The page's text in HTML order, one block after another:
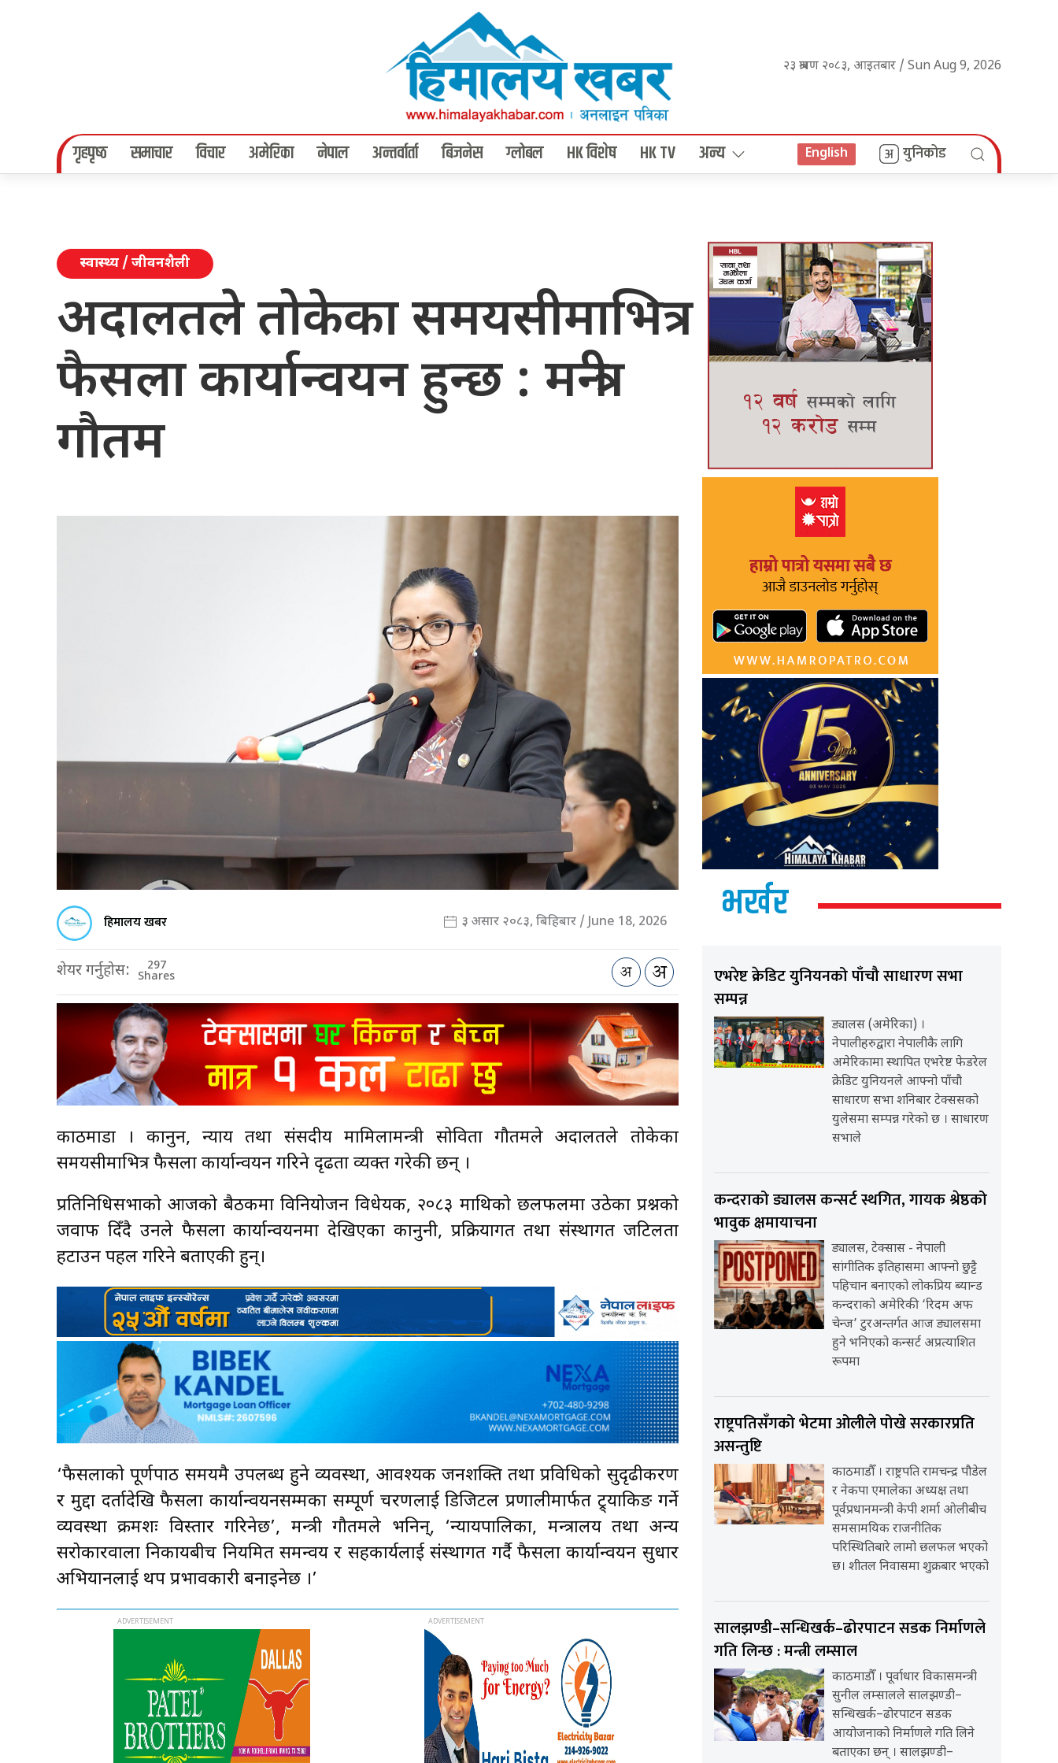
२३ श्रावण २०८३, आइतबार / Sun Aug 9, 2026
गृहपृष्‍ठ समाचार विचार अमेरिका नेपाल अन्तर्वार्ता बिजनेस ग्लोबल HK विशेष HK TV अन्य English युनिकोड
स्वास्थ्य / जीवनशैली
अदालतले तोकेका समयसीमाभित्र
फैसला कार्यान्वयन हुन्छ : मन्त्री
गौतम
हिमालय खबर ३ असार २०८३, बिहिबार / June 18, 2026
शेयर गर्नुहोस: 297
Shares
काठमाडौँ । कानुन, न्याय तथा संसदीय मामिलामन्त्री सोविता गौतमले अदालतले तोकेका
समयसीमाभित्र फैसला कार्यान्वयन गरिने दृढता व्यक्त गरेकी छन् ।
प्रतिनिधिसभाको आजको बैठकमा विनियोजन विधेयक, २०८३ माथिको छलफलमा उठेका प्रश्नको
जवाफ दिँदै उनले फैसला कार्यान्वयनमा देखिएका कानुनी, प्रक्रियागत तथा संस्थागत जटिलता
हटाउन पहल गरिने बताएकी हुन्।
‘फैसलाको पूर्णपाठ समयमै उपलब्ध हुने व्यवस्था, आवश्यक जनशक्ति तथा प्रविधिको सुदृढीकरण
र मुद्दा दर्तादेखि फैसला कार्यान्वयनसम्मका सम्पूर्ण चरणलाई डिजिटल प्रणालीमार्फत ट्र्याकिङ गर्ने
व्यवस्था क्रमशः विस्तार गरिनेछ’, मन्त्री गौतमले भनिन्, ‘न्यायपालिका, मन्त्रालय तथा अन्य
सरोकारवाला निकायबीच नियमित समन्वय र सहकार्यलाई संस्थागत गर्दै फैसला कार्यान्वयन सुधार
अभियानलाई थप प्रभावकारी बनाइनेछ ।’
भर्खर
एभरेष्ट क्रेडिट युनियनको पाँचौ साधारण सभा
सम्पन्न
ड्यालस (अमेरिका) ।
नेपालीहरुद्वारा नेपालीकै लागि
अमेरिकामा स्थापित एभरेष्ट फेडरेल
क्रेडिट युनियनले आफ्नो पाँचौ
साधारण सभा शनिबार टेक्ससको
युलेसमा सम्पन्न गरेको छ । साधारण
सभाले
कन्दराको ड्यालस कन्सर्ट स्थगित, गायक श्रेष्ठको
भावुक क्षमायाचना
ड्यालस, टेक्सास - नेपाली
सांगीतिक इतिहासमा आफ्नो छुट्टै
पहिचान बनाएको लोकप्रिय ब्यान्ड
कन्दराको अमेरिकी ‘रिदम अफ
चेन्ज’ टुरअन्तर्गत आज ड्यालसमा
हुने भनिएको कन्सर्ट अप्रत्याशित
रूपमा
राष्ट्रपतिसँगको भेटमा ओलीले पोखे सरकारप्रति
असन्तुष्टि
काठमाडौँ । राष्ट्रपति रामचन्द्र पौडेल
र नेकपा एमालेका अध्यक्ष तथा
पूर्वप्रधानमन्त्री केपी शर्मा ओलीबीच
समसामयिक राजनीतिक
परिस्थितिबारे लामो छलफल भएको
छ। शीतल निवासमा शुक्रबार भएको
सालझण्डी–सन्धिखर्क–ढोरपाटन सडक निर्माणले
गति लिन्छ : मन्त्री लम्साल
काठमाडौँ । पूर्वाधार विकासमन्त्री
सुनील लम्सालले सालझण्डी–
सन्धिखर्क–ढोरपाटन सडक
आयोजनाको निर्माणले गति लिने
बताएका छन् । सालझण्डी–